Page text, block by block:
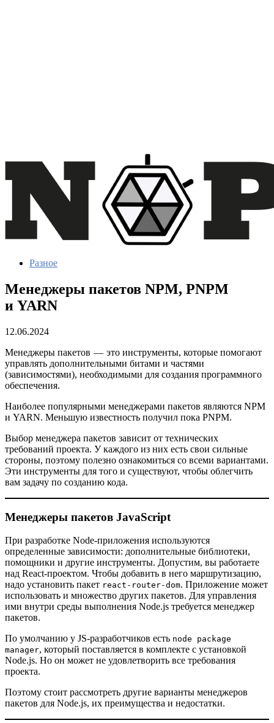
Разное
Менеджеры пакетов NPM, PNPM
и YARN
12.06.2024
Менеджеры пакетов — это инструменты, которые помогают
управлять дополнительными битами и частями
(зависимостями), необходимыми для создания программного
обеспечения.
Наиболее популярными менеджерами пакетов являются NPM
и YARN. Меньшую известность получил пока PNPM.
Выбор менеджера пакетов зависит от технических
требований проекта. У каждого из них есть свои сильные
стороны, поэтому полезно ознакомиться со всеми вариантами.
Эти инструменты для того и существуют, чтобы облегчить
вам задачу по созданию кода.
Менеджеры пакетов JavaScript
При разработке Node-приложения используются
определенные зависимости: дополнительные библиотеки,
помощники и другие инструменты. Допустим, вы работаете
над React-проектом. Чтобы добавить в него маршрутизацию,
надо установить пакет react-router-dom. Приложение может
использовать и множество других пакетов. Для управления
ими внутри среды выполнения Node.js требуется менеджер
пакетов.
По умолчанию у JS-разработчиков есть node package
manager, который поставляется в комплекте с установкой
Node.js. Но он может не удовлетворить все требования
проекта.
Поэтому стоит рассмотреть другие варианты менеджеров
пакетов для Node.js, их преимущества и недостатки.